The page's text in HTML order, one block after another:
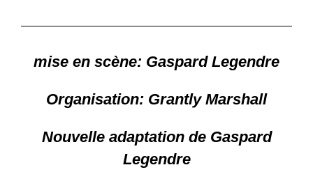
mise en scène: Gaspard Legendre
Organisation: Grantly Marshall
Nouvelle adaptation de Gaspard
Legendre